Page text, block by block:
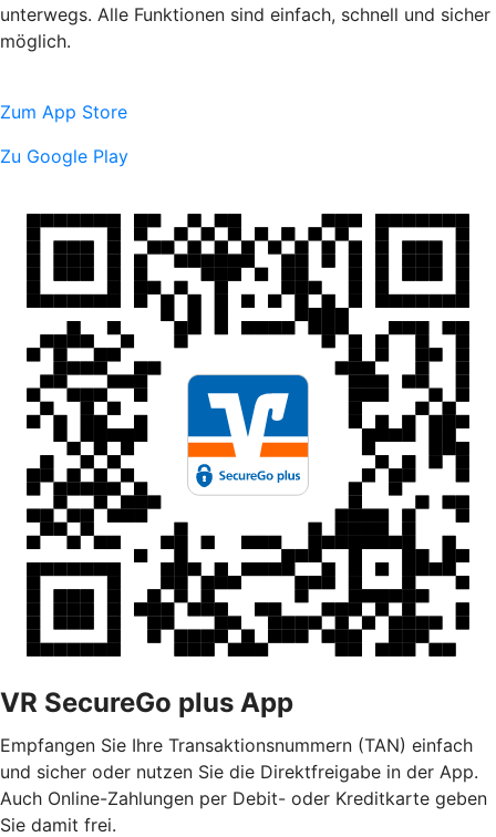
unterwegs. Alle Funktionen sind einfach, schnell und sicher
möglich.
Zum App Store
Zu Google Play
VR SecureGo plus App
Empfangen Sie Ihre Transaktionsnummern (TAN) einfach
und sicher oder nutzen Sie die Direktfreigabe in der App.
Auch Online-Zahlungen per Debit- oder Kreditkarte geben
Sie damit frei.